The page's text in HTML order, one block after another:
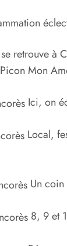
retrouve à
Mon
Ici, on
Local,
Un
8, 9 et